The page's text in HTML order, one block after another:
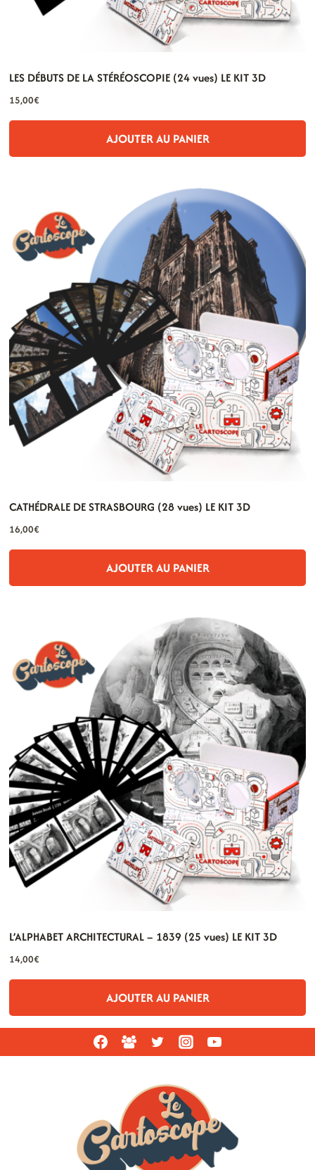
LES DÉBUTS DE LA STÉRÉOSCOPIE (24 vues) LE KIT 3D
15,00€
AJOUTER AU PANIER
CATHÉDRALE DE STRASBOURG (28 vues) LE KIT 3D
16,00€
AJOUTER AU PANIER
L’ALPHABET ARCHITECTURAL – 1839 (25 vues) LE KIT 3D
14,00€
AJOUTER AU PANIER